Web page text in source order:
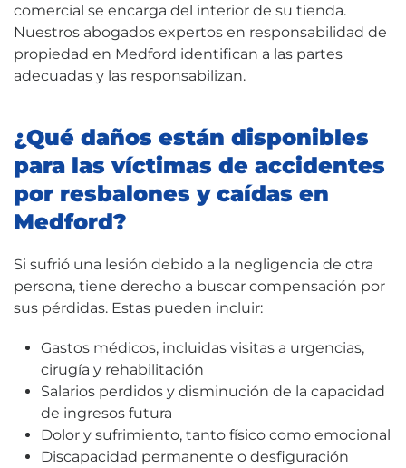
comercial se encarga del interior de su tienda.
Nuestros abogados expertos en responsabilidad de
propiedad en Medford identifican a las partes
adecuadas y las responsabilizan.
¿Qué daños están disponibles
para las víctimas de accidentes
por resbalones y caídas en
Medford?
Si sufrió una lesión debido a la negligencia de otra
persona, tiene derecho a buscar compensación por
sus pérdidas. Estas pueden incluir:
Gastos médicos, incluidas visitas a urgencias,
cirugía y rehabilitación
Salarios perdidos y disminución de la capacidad
de ingresos futura
Dolor y sufrimiento, tanto físico como emocional
Discapacidad permanente o desfiguración